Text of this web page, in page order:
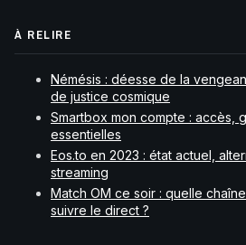
À RELIRE
Némésis : déesse de la
de justice cosmique
Smartbox mon compte : accès,
essentielles
Eos.to en 2023 : état actuel,
streaming
Match OM ce soir : quelle
suivre le direct ?